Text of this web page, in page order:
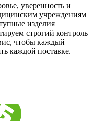
уверенность и
учреждениям
изделия
строгий контроль
чтобы каждый
каждой поставке.